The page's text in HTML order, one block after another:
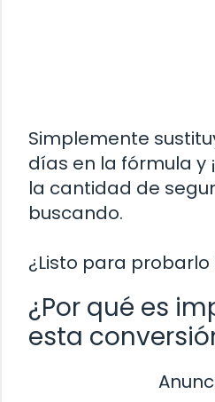
Simplemente
días en la fórmula y
la cantidad de
buscando.
¿Listo para probarlo
¿Por qué es
esta